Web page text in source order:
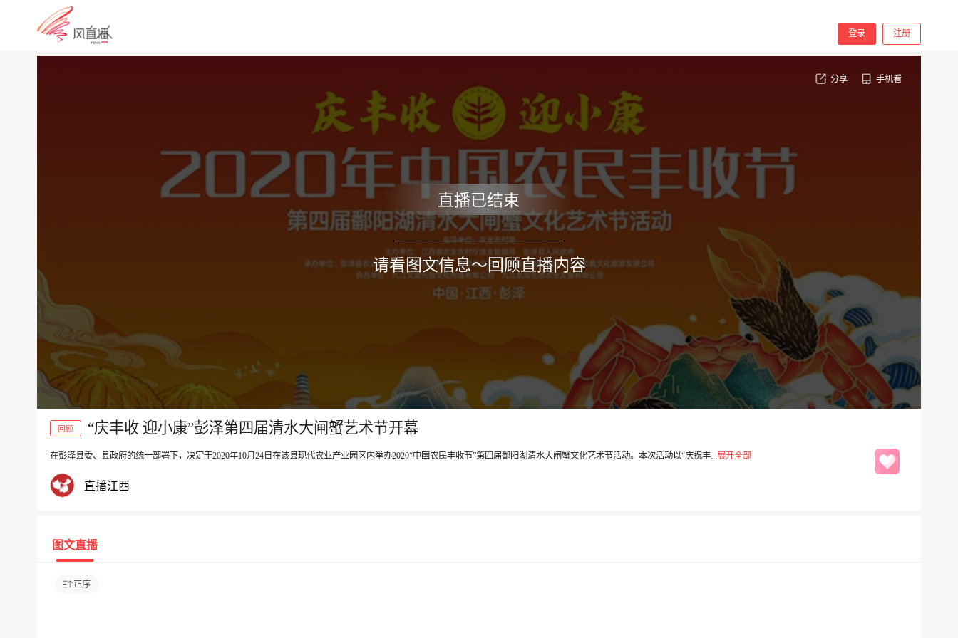
登录 注册
分享 手机看
直播已结束
请看图文信息～回顾直播内容
回顾 “庆丰收 迎小康”彭泽第四届清水大闸蟹艺术节开幕
在彭泽县委、县政府的统一部署下，决定于2020年10月24日在该县现代农业产业园区内举办2020“中国农民丰收节”第四届鄱阳湖清水大闸蟹文化艺术节活动。本次活动以“庆祝丰...展开全部
直播江西
图文直播
正序